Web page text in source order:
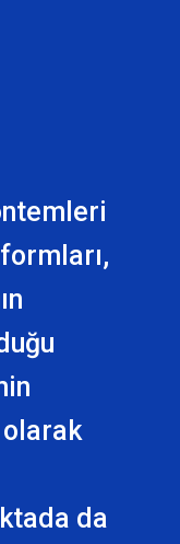
olarak
da